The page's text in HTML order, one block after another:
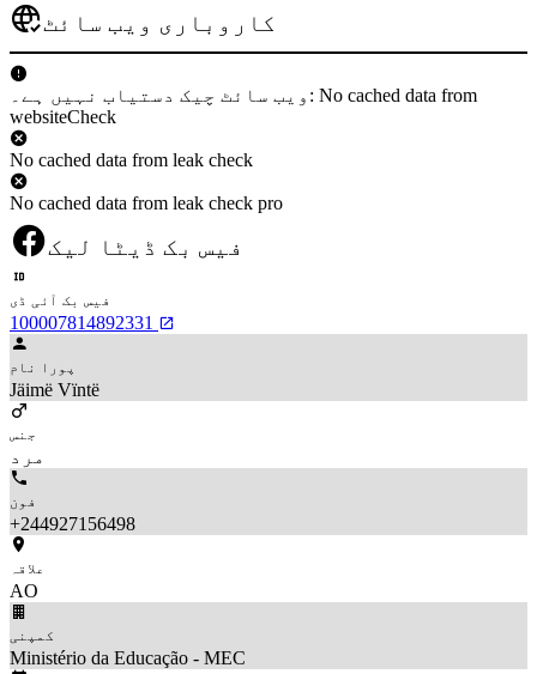
کاروباری ویب سائٹ
ویب سائٹ چیک دستیاب نہیں ہے۔: No cached data from
websiteCheck
No cached data from leak check
No cached data from leak check pro
فیس بک ڈیٹا لیک
فیس بک آئی ڈی
100007814892331
پورا نام
Jäimë Vïntë
جنس
مرد
فون
+244927156498
علاقہ
AO
کمپنی
Ministério da Educação - MEC